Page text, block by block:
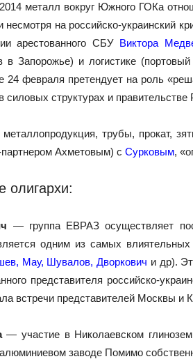
металл вокруг Южного ГОКа
на российско-украинский
арестованного СБУ Виктора
в Запорожье) и логистике
24 февраля претендует на роль
силовых структурах и правительстве
трубы, прокат,
Ахметовым) с Сурковым,
олигархи:
— группа ЕВРАЗ осуществляет
одним из самых
Мау, Шувалов, Дворкович и др).
представителя российско-
встречи представителей Москвы и
— участие в Николаевском
заводе Помимо